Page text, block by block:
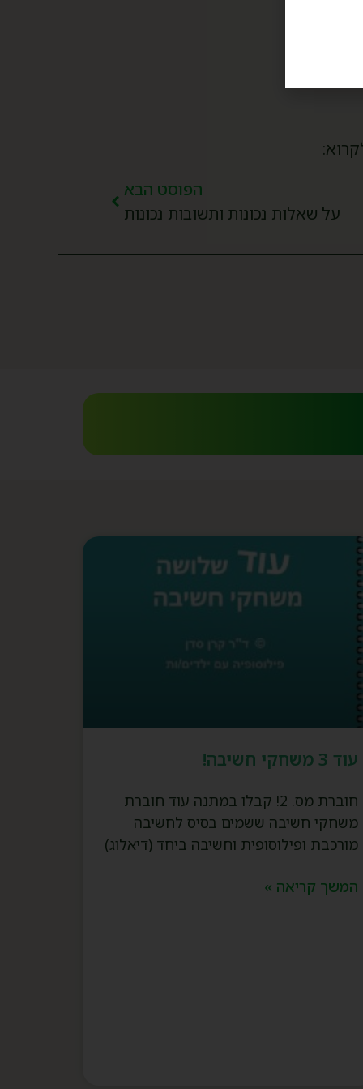
הפוסט הבא
על שאלות נכונות ותשובות נכונות
עוד 3 משחקי חשיבה!
חוברת מס. 2! קבלו במתנה עוד חוברת
משחקי חשיבה ששמים בסיס לחשיבה
מורכבת ופילוסופית וחשיבה ביחד (דיאלוג)
המשך קריאה »